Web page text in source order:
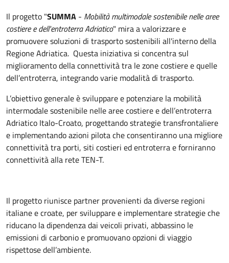
Il progetto "SUMMA - Mobilità multimodale sostenibile nelle aree
costiere e dell'entroterra Adriatico" mira a valorizzare e
promuovere soluzioni di trasporto sostenibili all'interno della
Regione Adriatica. Questa iniziativa si concentra sul
miglioramento della connettività tra le zone costiere e quelle
dell’entroterra, integrando varie modalità di trasporto.
L’obiettivo generale è sviluppare e potenziare la mobilità
intermodale sostenibile nelle aree costiere e dell’entroterra
Adriatico Italo-Croato, progettando strategie transfrontaliere
e implementando azioni pilota che consentiranno una migliore
connettività tra porti, siti costieri ed entroterra e forniranno
connettività alla rete TEN-T.
Il progetto riunisce partner provenienti da diverse regioni
italiane e croate, per sviluppare e implementare strategie che
riducano la dipendenza dai veicoli privati, abbassino le
emissioni di carbonio e promuovano opzioni di viaggio
rispettose dell’ambiente.